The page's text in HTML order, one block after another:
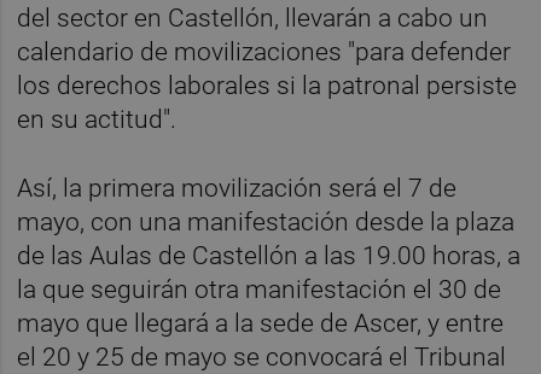
del sector en Castellón, llevarán a cabo un
calendario de movilizaciones "para defender
los derechos laborales si la patronal persiste
en su actitud".
Así, la primera movilización será el 7 de
mayo, con una manifestación desde la plaza
de las Aulas de Castellón a las 19.00 horas, a
la que seguirán otra manifestación el 30 de
mayo que llegará a la sede de Ascer, y entre
el 20 y 25 de mayo se convocará el Tribunal